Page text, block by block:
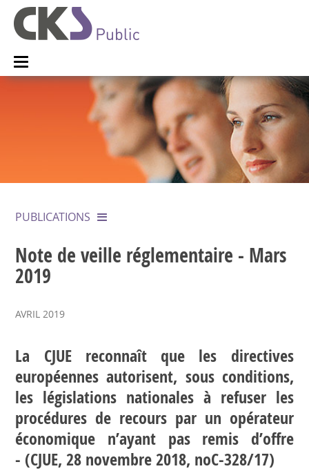
PUBLICATIONS
Note de veille réglementaire - Mars
2019
AVRIL 2019
La CJUE reconnaît que les directives
européennes autorisent, sous conditions,
les législations nationales à refuser les
procédures de recours par un opérateur
économique n’ayant pas remis d’offre
- (CJUE, 28 novembre 2018, noC-328/17)